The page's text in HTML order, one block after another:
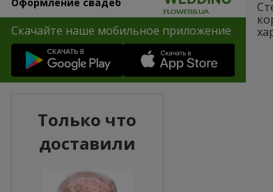
Скачайте наше мобильное приложение
Только что
доставили